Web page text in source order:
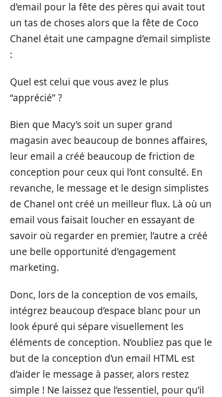
d’email pour la fête des pères qui avait tout
un tas de choses alors que la fête de Coco
Chanel était une campagne d’email simpliste
:
Quel est celui que vous avez le plus
“apprécié” ?
Bien que Macy’s soit un super grand
magasin avec beaucoup de bonnes affaires,
leur email a créé beaucoup de friction de
conception pour ceux qui l’ont consulté. En
revanche, le message et le design simplistes
de Chanel ont créé un meilleur flux. Là où un
email vous faisait loucher en essayant de
savoir où regarder en premier, l’autre a créé
une belle opportunité d’engagement
marketing.
Donc, lors de la conception de vos emails,
intégrez beaucoup d’espace blanc pour un
look épuré qui sépare visuellement les
éléments de conception. N’oubliez pas que le
but de la conception d’un email HTML est
d’aider le message à passer, alors restez
simple ! Ne laissez que l’essentiel, pour qu’il